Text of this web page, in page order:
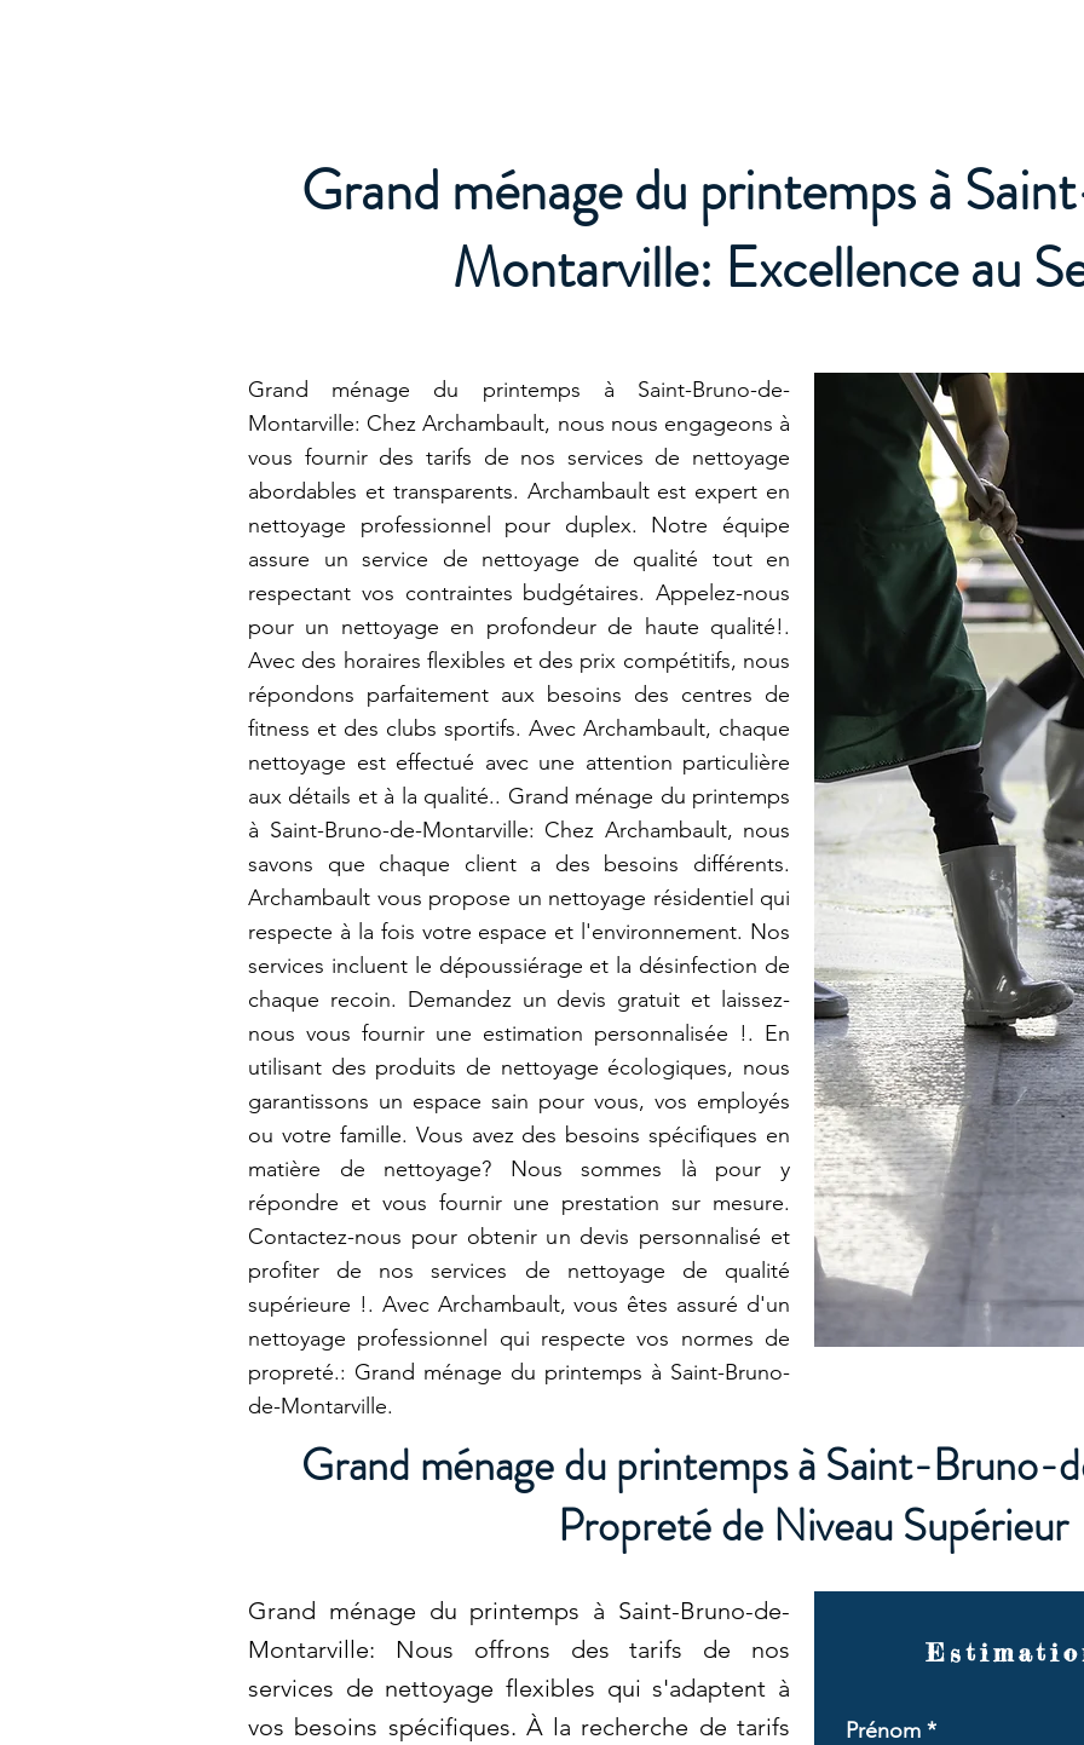
Grand ménage du printemps à
Montarville: Excellence au
Grand ménage du printemps à Saint-Bruno-de-
Montarville: Chez Archambault, nous nous engageons à
vous fournir des tarifs de nos services de nettoyage
abordables et transparents. Archambault est expert en
nettoyage professionnel pour duplex. Notre équipe
assure un service de nettoyage de qualité tout en
respectant vos contraintes budgétaires. Appelez-nous
pour un nettoyage en profondeur de haute qualité!.
Avec des horaires flexibles et des prix compétitifs, nous
répondons parfaitement aux besoins des centres de
fitness et des clubs sportifs. Avec Archambault, chaque
nettoyage est effectué avec une attention particulière
aux détails et à la qualité.. Grand ménage du printemps
à Saint-Bruno-de-Montarville: Chez Archambault, nous
savons que chaque client a des besoins différents.
Archambault vous propose un nettoyage résidentiel qui
respecte à la fois votre espace et l'environnement. Nos
services incluent le dépoussiérage et la désinfection de
chaque recoin. Demandez un devis gratuit et laissez-
nous vous fournir une estimation personnalisée !. En
utilisant des produits de nettoyage écologiques, nous
garantissons un espace sain pour vous, vos employés
ou votre famille. Vous avez des besoins spécifiques en
matière de nettoyage? Nous sommes là pour y
répondre et vous fournir une prestation sur mesure.
Contactez-nous pour obtenir un devis personnalisé et
profiter de nos services de nettoyage de qualité
supérieure !. Avec Archambault, vous êtes assuré d'un
nettoyage professionnel qui respecte vos normes de
propreté.: Grand ménage du printemps à Saint-Bruno-
de-Montarville.
Grand ménage du printemps à Saint-
Propreté de Niveau Supérieur
Grand ménage du printemps à Saint-Bruno-de-
Montarville: Nous offrons des tarifs de nos
services de nettoyage flexibles qui s'adaptent à
vos besoins spécifiques. À la recherche de tarifs
Prénom